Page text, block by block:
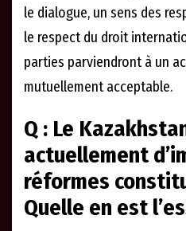
le dialogue, un sens des
le respect du droit
parties parviendront à un
mutuellement acceptable.
Q : Le
actuellement
réformes
Quelle en est